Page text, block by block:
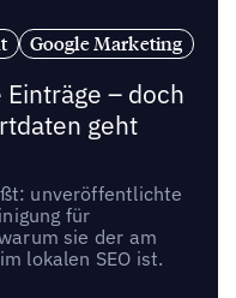
Google Marketing
– doch
geht
unveröffentlichte
für
sie der am
lokalen SEO ist.